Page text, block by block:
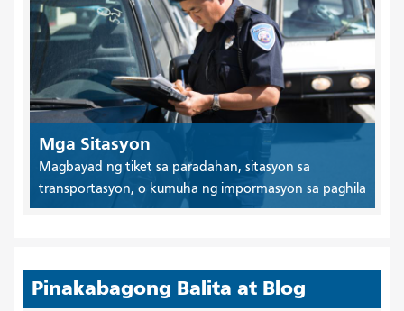
Mga Sitasyon
Magbayad ng tiket sa paradahan, sitasyon sa
transportasyon, o kumuha ng impormasyon sa paghila
Pinakabagong Balita at Blog